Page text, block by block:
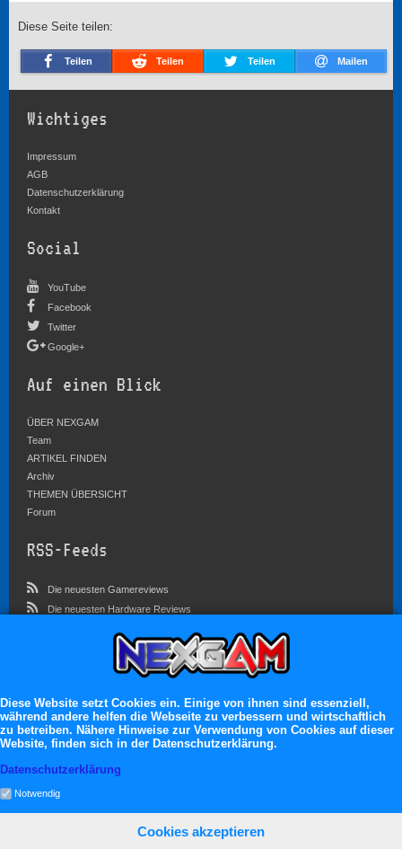
Diese Seite teilen:
Teilen Teilen Teilen Mailen
Wichtiges
Impressum
AGB
Datenschutzerklärung
Kontakt
Social
YouTube
Facebook
Twitter
Google+
Auf einen Blick
ÜBER NEXGAM
Team
ARTIKEL FINDEN
Archiv
THEMEN ÜBERSICHT
Forum
RSS-Feeds
Die neuesten Gamereviews
Die neuesten Hardware Reviews
Im Forum sind zur Zeit 5827 Benutzer online
Es erwarten dich:
13.119 registrierte Mitglieder
71.046 Themen
Diese Website setzt Cookies ein. Einige von ihnen sind essenziell,
während andere helfen die Webseite zu verbessern und wirtschaftlich
zu betreiben. Nähere Hinweise zur Verwendung von Cookies auf dieser
Website, finden sich in der Datenschutzerklärung.
Datenschutzerklärung
Notwendig
Cookies akzeptieren